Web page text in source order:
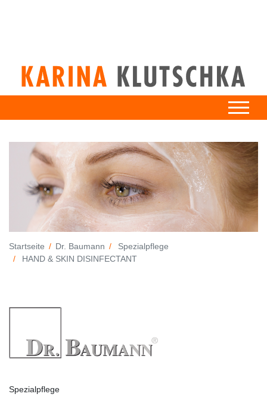
Startseite Dr. Baumann
Spezialpflege
HAND & SKIN DISINFECTANT
Spezialpflege